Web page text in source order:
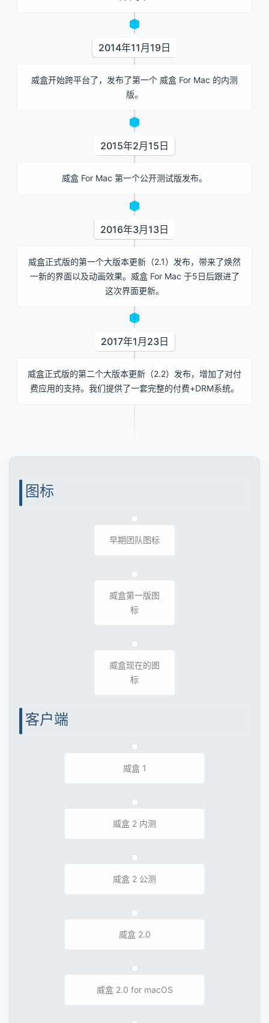
2014年11月19日
威盒开始跨平台了，发布了第一个 威盒 For Mac 的内测
版。
2015年2月15日
威盒 For Mac 第一个公开测试版发布。
2016年3月13日
威盒正式版的第一个大版本更新（2.1）发布，带来了焕然
一新的界面以及动画效果。威盒 For Mac 于5日后跟进了
这次界面更新。
2017年1月23日
威盒正式版的第二个大版本更新（2.2）发布，增加了对付
费应用的支持。我们提供了一套完整的付费+DRM系统。
图标
早期团队图标
威盒第一版图
标
威盒现在的图
标
客户端
威盒 1
威盒 2 内测
威盒 2 公测
威盒 2.0
威盒 2.0 for macOS